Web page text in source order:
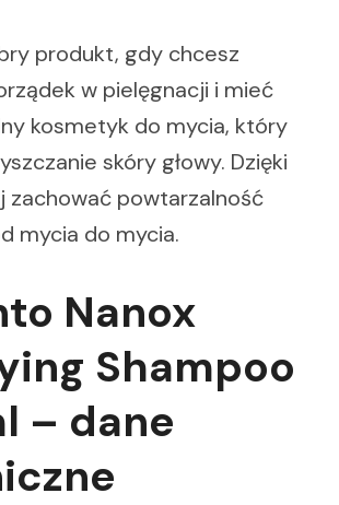
produkt, gdy chcesz
w pielęgnacji i mieć
kosmetyk do mycia, który
skóry głowy. Dzięki
zachować powtarzalność
mycia do mycia.
Nanox
Shampoo
– dane